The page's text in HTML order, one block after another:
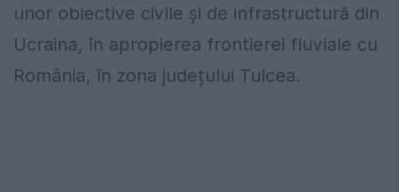
unor obiective civile și de infrastructură din
Ucraina, în apropierea frontierei fluviale cu
România, în zona județului Tulcea.